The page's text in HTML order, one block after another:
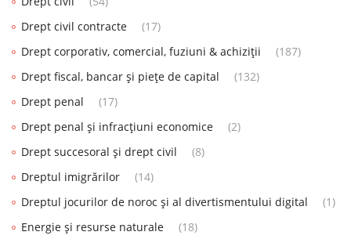
Drept civil contracte
(17)
Drept corporativ, comercial, fuziuni & achiziții
(187)
Drept fiscal, bancar și piețe de capital
(132)
Drept penal
(17)
Drept penal și infracțiuni economice
(2)
Drept succesoral și drept civil
(8)
Dreptul imigrărilor
(14)
Dreptul jocurilor de noroc și al divertismentului digital
(1)
Energie și resurse naturale
(18)